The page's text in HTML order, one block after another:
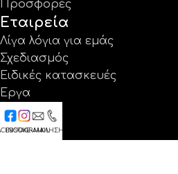
Προσφορές
Εταιρεία
Λίγα λόγια για εμάς
Σχεδιασμός
Ειδικές κατασκευές
Έργα
Κατάλογοι
Εγγύηση
INSTAGRAM
E-MAILΚΛΗΣΗ